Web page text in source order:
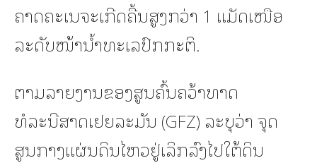
ຄາດຄະເນຈະເກີດຄື້ນສູງກວ່າ 1 ແມັດເໜືອ
ລະດັບໜ້ານ້ຳທະເລປົກກະຕິ.
ຕາມລາຍງານຂອງສູນຄົ້ນຄວ້າທາດ
ທໍລະນີສາດເຢຍລະມັນ (GFZ) ລະບຸວ່າ ຈຸດ
ສູນກາງແຜ່ນດິນໄຫວຢູ່ເລິກລົງໄປໃຕ້ດິນ